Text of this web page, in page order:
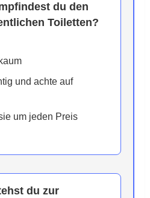
du den
Toiletten?
und achte auf
um jeden Preis
du zur